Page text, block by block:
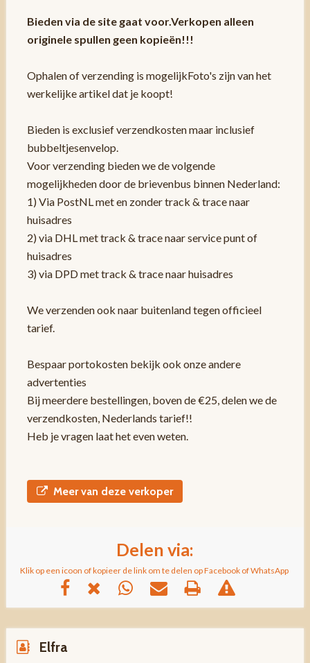
Bieden via de site gaat voor.Verkopen alleen
originele spullen geen kopieën!!!
Ophalen of verzending is mogelijkFoto's zijn van het
werkelijke artikel dat je koopt!
Bieden is exclusief verzendkosten maar inclusief
bubbeltjesenvelop.
Voor verzending bieden we de volgende
mogelijkheden door de brievenbus binnen Nederland:
1) Via PostNL met en zonder track & trace naar
huisadres
2) via DHL met track & trace naar service punt of
huisadres
3) via DPD met track & trace naar huisadres
We verzenden ook naar buitenland tegen officieel
tarief.
Bespaar portokosten bekijk ook onze andere
advertenties
Bij meerdere bestellingen, boven de €25, delen we de
verzendkosten, Nederlands tarief!!
Heb je vragen laat het even weten.
Meer van deze verkoper
Delen via:
Klik op een icoon of kopieer de link om te delen op Facebook of WhatsApp
Elfra